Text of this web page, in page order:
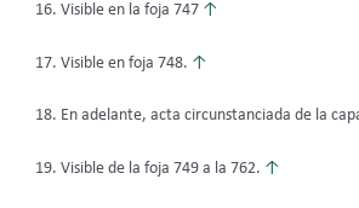
Visible en la foja 747 ↑
Visible en foja 748. ↑
En adelante, acta circunstanciada de la
Visible de la foja 749 a la 762. ↑